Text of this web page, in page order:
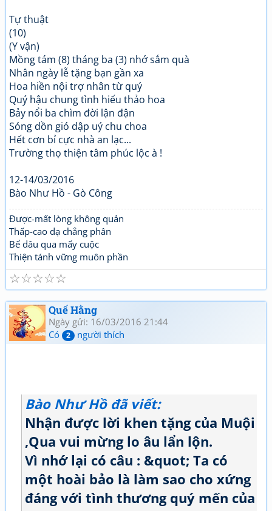
Tự thuật
(10)
(Y vận)
Mồng tám (8) tháng ba (3) nhớ sắm quà
Nhân ngày lễ tặng bạn gần xa
Hoa hiền nội trợ nhân từ quý
Quý hậu chung tình hiếu thảo hoa
Bảy nổi ba chìm đời lận đận
Sóng dồn gió dập uý chu choa
Hết cơn bỉ cực nhà an lạc...
Trường thọ thiện tâm phúc lộc à !
12-14/03/2016
Bào Như Hồ - Gò Công
Được-mất lòng không quản
Thấp-cao dạ chẳng phân
Bể dâu qua mấy cuộc
Thiện tánh vững muôn phần
☆
☆
☆
☆
☆
Quế Hằng
Ngày gửi: 16/03/2016 21:44
Có
2 người thích
Bào Như Hồđã viết:
Nhận được lời khen tặng của Muội
,Qua vui mừng lo âu lẩn lộn.
Vì nhớ lại có câu : &quot; Ta có
một hoài bảo là làm sao cho xứng
đáng với tình thương quý mến của